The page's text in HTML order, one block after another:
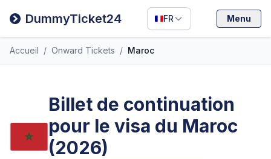
DummyTicket24 FR
Filipino
Deutsch
Menu
Accueil / Onward Tickets / Maroc
Billet de continuation
pour le visa du Maroc
(2026)